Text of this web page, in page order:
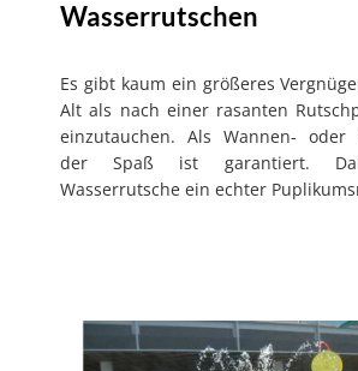
Wasserrutschen
Es gibt kaum ein größeres
Alt als nach einer rasanten
einzutauchen. Als Wannen- oder
der Spaß ist garantiert.
Wasserrutsche ein echter